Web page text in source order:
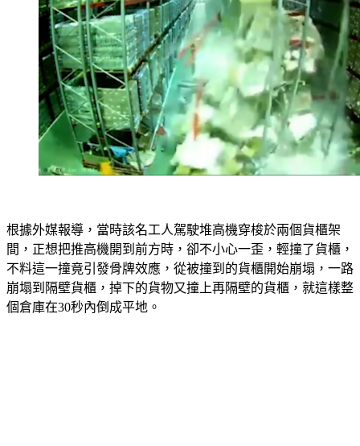
根據外媒報導，當時該名工人駕駛堆高機穿梭於兩個貨櫃架
間，正想把推高機開到前方時，卻不小心一歪，輕撞了貨櫃，
不料這一撞竟引發骨牌效應，從被撞到的貨櫃開始崩塌，一路
崩塌到隔壁貨櫃，掉下的貨物又撞上再隔壁的貨櫃，就這樣整